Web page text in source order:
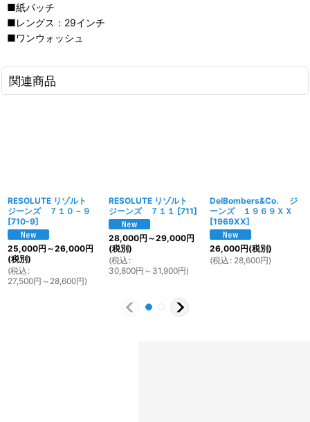
■紙パッチ
■レングス：29インチ
■ワンウォッシュ
関連商品
RESOLUTE リゾルト
ジーンズ ７１０－９
[710-9]
25,000円 ～26,000円
(税別)
(税込 :
27,500円 ～28,600円)
RESOLUTE リゾルト
ジーンズ ７１１ [711]
28,000円 ～29,000円
(税別)
(税込 :
30,800円 ～31,900円)
DelBombers&Co. ジ
ーンズ １９６９ＸＸ
[1969XX]
26,000円(税別)
(税込 : 28,600円)